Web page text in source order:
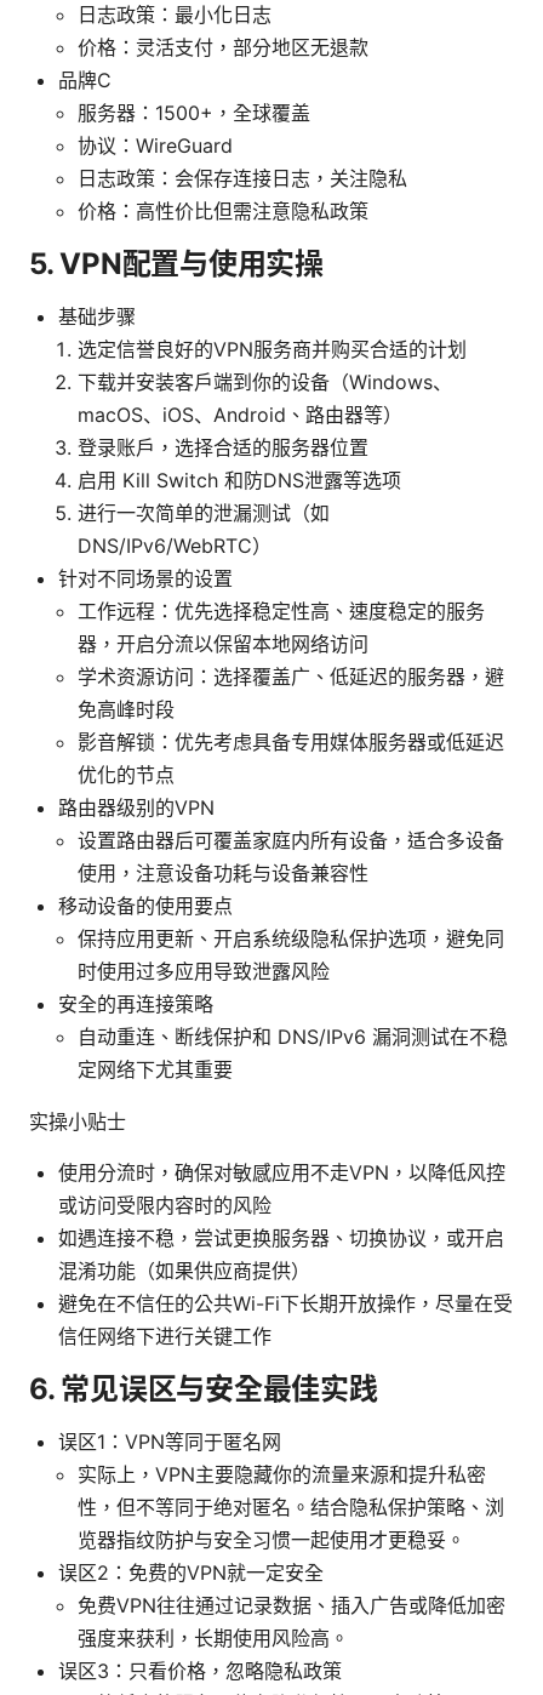
日志政策：最小化日志
价格：灵活支付，部分地区无退款
品牌C
服务器：1500+，全球覆盖
协议：WireGuard
日志政策：会保存连接日志，关注隐私
价格：高性价比但需注意隐私政策
5. VPN配置与使用实操
基础步骤
选定信誉良好的VPN服务商并购买合适的计划
下载并安装客户端到你的设备（Windows、
macOS、iOS、Android、路由器等）
登录账户，选择合适的服务器位置
启用 Kill Switch 和防DNS泄露等选项
进行一次简单的泄漏测试（如
DNS/IPv6/WebRTC）
针对不同场景的设置
工作远程：优先选择稳定性高、速度稳定的服务
器，开启分流以保留本地网络访问
学术资源访问：选择覆盖广、低延迟的服务器，避
免高峰时段
影音解锁：优先考虑具备专用媒体服务器或低延迟
优化的节点
路由器级别的VPN
设置路由器后可覆盖家庭内所有设备，适合多设备
使用，注意设备功耗与设备兼容性
移动设备的使用要点
保持应用更新、开启系统级隐私保护选项，避免同
时使用过多应用导致泄露风险
安全的再连接策略
自动重连、断线保护和 DNS/IPv6 漏洞测试在不稳
定网络下尤其重要
实操小贴士
使用分流时，确保对敏感应用不走VPN，以降低风控
或访问受限内容时的风险
如遇连接不稳，尝试更换服务器、切换协议，或开启
混淆功能（如果供应商提供）
避免在不信任的公共Wi-Fi下长期开放操作，尽量在受
信任网络下进行关键工作
6. 常见误区与安全最佳实践
误区1：VPN等同于匿名网
实际上，VPN主要隐藏你的流量来源和提升私密
性，但不等同于绝对匿名。结合隐私保护策略、浏
览器指纹防护与安全习惯一起使用才更稳妥。
误区2：免费的VPN就一定安全
免费VPN往往通过记录数据、插入广告或降低加密
强度来获利，长期使用风险高。
误区3：只看价格，忽略隐私政策